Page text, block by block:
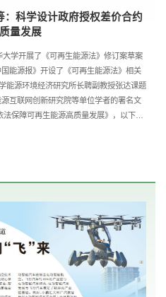
：科学设计政府授权差价合约
量发展
学开展了《可再生能源法》修订案草案
能源报》开设了《可再生能源法》相关
能源环境经济研究所长聘副教授张达课题
互联网创新研究院等单位学者的署名文
保障可再生能源高质量发展》，以下为